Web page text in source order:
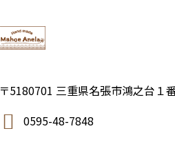
〒5180701 三重県名張市鴻之台１
0595-48-7848